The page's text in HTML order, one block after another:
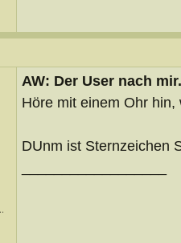
AW: Der User nach
Höre mit einem Ohr
DUnm ist Sternzeichen